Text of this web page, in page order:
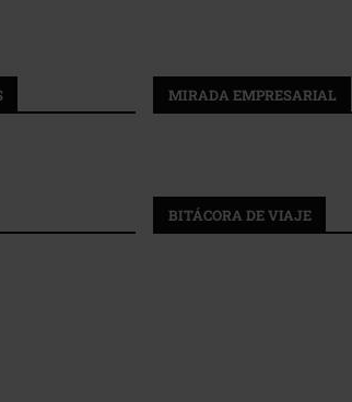
MIRADA EMPRESARIAL
BITÁCORA DE VIAJE